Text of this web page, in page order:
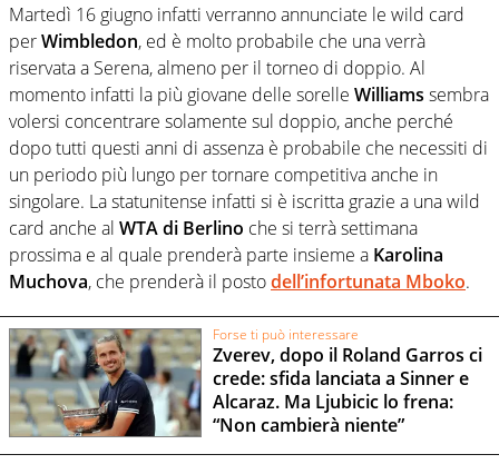
Martedì 16 giugno infatti verranno annunciate le wild card
perWimbledon, ed è molto probabile che una verrà
riservata a Serena, almeno per il torneo di doppio. Al
momento infatti la più giovane delle sorelle Williams sembra
volersi concentrare solamente sul doppio, anche perché
dopo tutti questi anni di assenza è probabile che necessiti di
un periodo più lungo per tornare competitiva anche in
singolare. La statunitense infatti si è iscritta grazie a una wild
card anche al WTA di Berlino che si terrà settimana
prossima e al quale prenderà parte insieme a Karolina
Muchova, che prenderà il postodell’infortunata Mboko.
Forse ti può interessare
Zverev, dopo il Roland Garros ci
crede: sfida lanciata a Sinner e
Alcaraz. Ma Ljubicic lo frena:
“Non cambierà niente”